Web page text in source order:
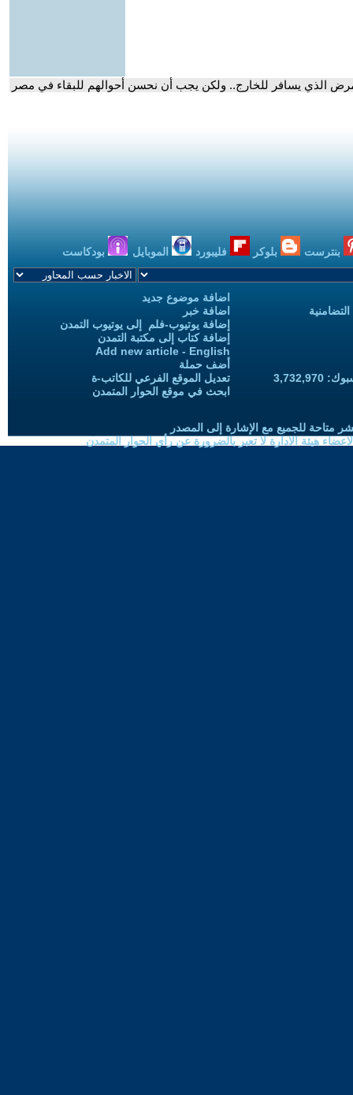
الذي يسافر للخارج.. ولكن يجب أن نحسن أحوالهم للبقاء في مصر
بنترست بلوكر فليبورد الموبايل بودكاست
اضافة موضوع جديد
اضافة خبر
إضافة يوتيوب-فلم إلى يوتيوب التمدن
إضافة كتاب إلى مكتبة التمدن
Add new article - English
أضف حملة
تعديل الموقع الفرعي للكاتب-ة
ابحث في موقع الحوار المتمدن
متاحة للجميع مع الإشارة إلى المصدر
هيئة الادارة لا تعبر بالضرورة عن رأي الحوار المتمدن